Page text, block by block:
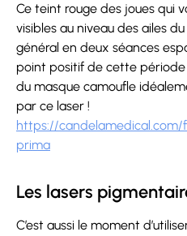
Ce teint rouge des joues qui
visibles au niveau des ailes
général en deux séances
point positif de cette
du masque camoufle
par ce laser !
https://
prima
Les lasers
C’est aussi le moment